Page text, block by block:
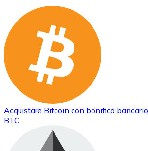
Acquistare Bitcoin con bonifico bancario
BTC